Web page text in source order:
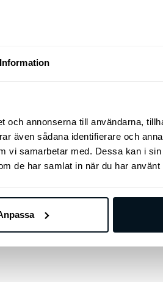
Information
och annonserna till användarna,
även sådana identifierare och
vi samarbetar med. Dessa kan i
de har samlat in när du har använt